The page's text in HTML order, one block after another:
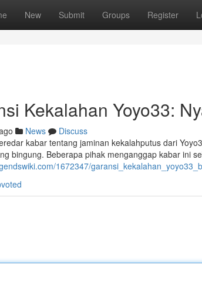
New Submit Groups Register
Kekalahan Yoyo33:
News
Discuss
kabar tentang jaminan kekalahputus dari
bingung. Beberapa pihak menganggap kabar ini
1672347/